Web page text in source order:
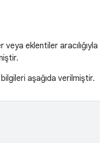
eklentiler aracılığıyla
aşağıda verilmiştir.